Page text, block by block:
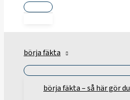
börja fäkta
börja fäkta – så här gör du